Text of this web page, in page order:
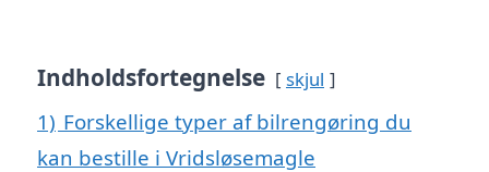
Indholdsfortegnelse skjul
1) Forskellige typer af bilrengøring du
kan bestille i Vridsløsemagle